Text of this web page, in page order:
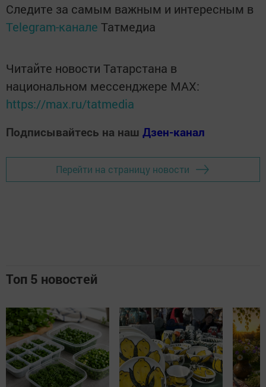
Следите за самым важным и интересным в
Telegram-канале Татмедиа
Читайте новости Татарстана в
национальном мессенджере MАХ:
https://max.ru/tatmedia
Подписывайтесь на наш Дзен-канал
Перейти на страницу новости
Топ 5 новостей